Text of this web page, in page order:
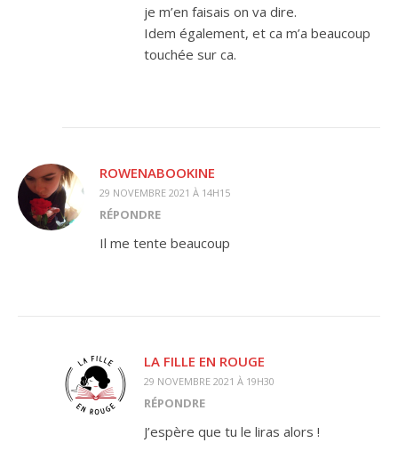
je m’en faisais on va dire.
Idem également, et ca m’a beaucoup
touchée sur ca.
ROWENABOOKINE
29 NOVEMBRE 2021 À 14H15
RÉPONDRE
Il me tente beaucoup
LA FILLE EN ROUGE
29 NOVEMBRE 2021 À 19H30
RÉPONDRE
J’espère que tu le liras alors !